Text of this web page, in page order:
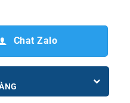
Chat Zalo